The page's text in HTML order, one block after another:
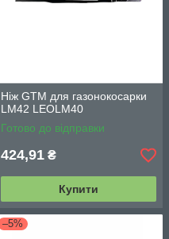
Ніж GTM для газонокосарки
LM42 LEOLM40
Готово до відправки
424,91 ₴
Купити
–5%